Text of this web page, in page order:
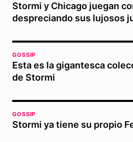
Stormi y Chicago juegan
despreciando sus lujosos
GOSSIP
Esta es la gigantesca
de Stormi
GOSSIP
Stormi ya tiene su propio